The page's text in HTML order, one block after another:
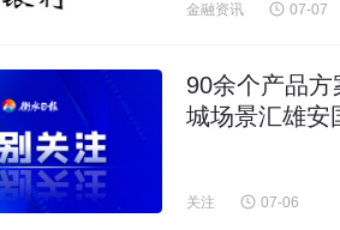
金融资讯 07-07
90余个产品
城场景汇雄安
关注 07-06